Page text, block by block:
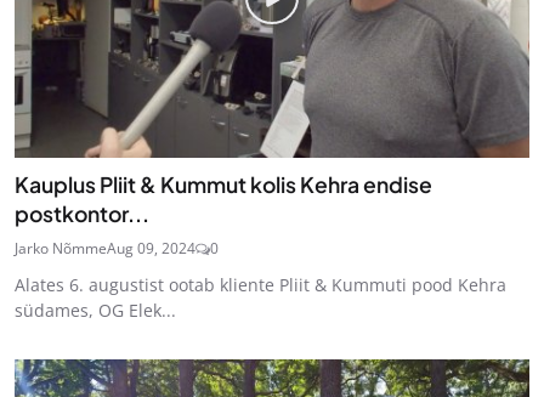
Kauplus Pliit & Kummut kolis Kehra endise
postkontor...
Jarko NõmmeAug 09, 2024 0
Alates 6. augustist ootab kliente Pliit & Kummuti pood Kehra
südames, OG Elek...